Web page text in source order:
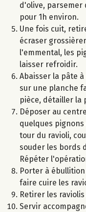
d'olive, parsemer
pour 1h environ.
Une fois cuit,
écraser
l'emmental, les
laisser refroidir.
Abaisser la pâte
sur une planche
pièce, détailler la
Déposer au
quelques
tour du ravioli,
souder les bords
Répéter
Porter à
faire cuire les
Retirer les
Servir